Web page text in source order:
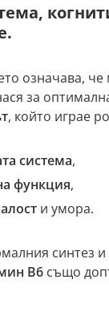
означава,
за
, който играе
система,
функция,
и умора.
синтез
В6 също